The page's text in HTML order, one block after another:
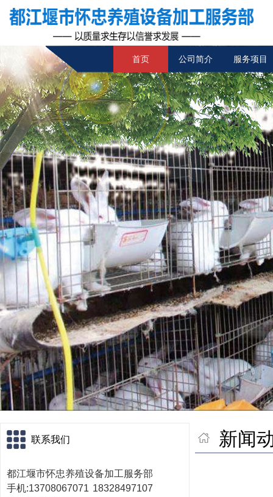
首页 公司简介 服务项目
联系我们
都江堰市怀忠养殖设备加工服务部
手机:13708067071 18328497107
新闻